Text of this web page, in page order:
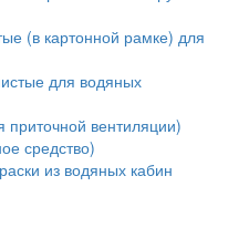
(в картонной рамке) для
для водяных
вентиляции)
средство)
из водяных кабин